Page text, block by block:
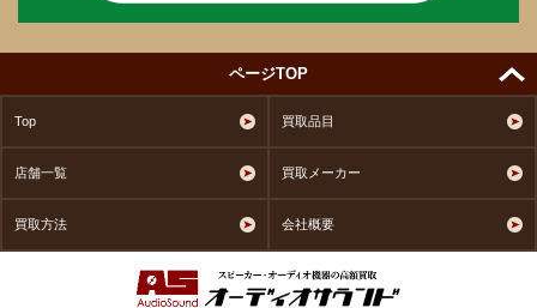
ページTOP
Top 買取品目
店舗一覧 買取メーカー
買取方法 会社概要